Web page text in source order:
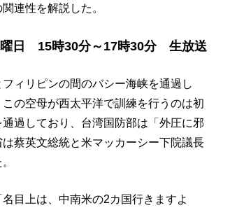
連性を解説した。
曜日 15時30分～17時30分 生放送
ィリピンの間のバシー海峡を通過し
の空母が西太平洋で訓練を行うのは初
過しており、台湾国防部は「外圧に邪
蔡英文総統と米マッカーシー下院議長
目上は、中南米の2カ国行きますよ